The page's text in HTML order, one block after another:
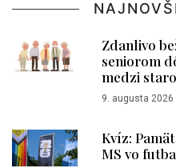
Zdanlivo
seniorom
medzi
9. augusta 2026
Kvíz:
MS vo